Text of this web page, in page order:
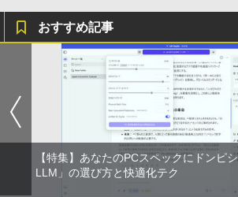
おすすめ記事
【特集】あなたのPCスペックにドンピ
LLM」の選び方と快適化テク